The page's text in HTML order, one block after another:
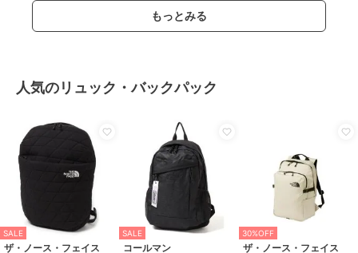
もっとみる
人気のリュック・バックパック
SALE
ザ・ノース・フェイス
SALE
コールマン
30%OFF
ザ・ノース・フェイス